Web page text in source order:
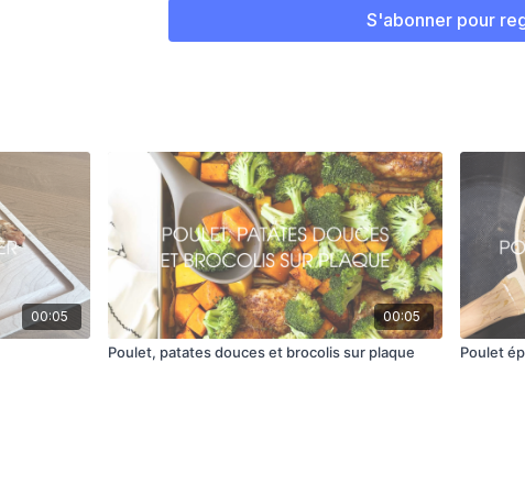
S'abonner pour
00:05 00:05
Poulet, patates douces et brocolis sur plaque Poulet